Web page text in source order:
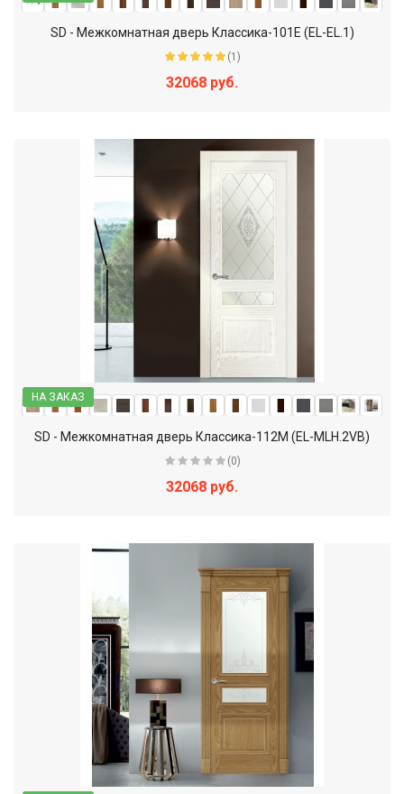
SD - Межкомнатная дверь Классика-101Е (EL-EL.1)
(1)
32068 руб.
НА ЗАКАЗ
SD - Межкомнатная дверь Классика-112М (EL-MLH.2VB)
(0)
32068 руб.